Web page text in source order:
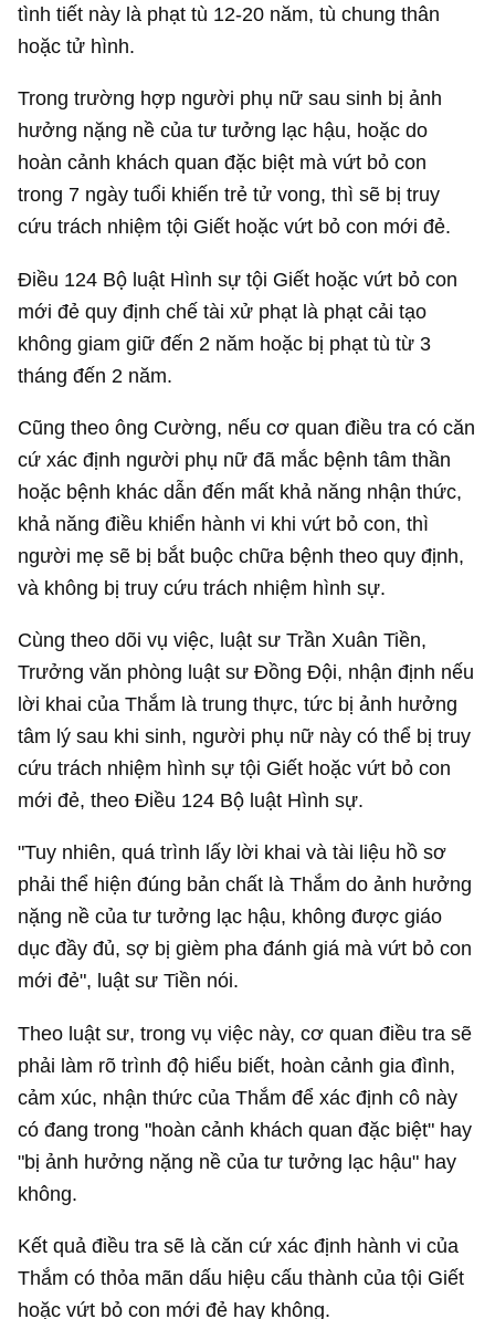
tình tiết này là phạt tù 12-20 năm, tù chung thân
hoặc tử hình.
Trong trường hợp người phụ nữ sau sinh bị ảnh
hưởng nặng nề của tư tưởng lạc hậu, hoặc do
hoàn cảnh khách quan đặc biệt mà vứt bỏ con
trong 7 ngày tuổi khiến trẻ tử vong, thì sẽ bị truy
cứu trách nhiệm tội Giết hoặc vứt bỏ con mới đẻ.
Điều 124 Bộ luật Hình sự tội Giết hoặc vứt bỏ con
mới đẻ quy định chế tài xử phạt là phạt cải tạo
không giam giữ đến 2 năm hoặc bị phạt tù từ 3
tháng đến 2 năm.
Cũng theo ông Cường, nếu cơ quan điều tra có căn
cứ xác định người phụ nữ đã mắc bệnh tâm thần
hoặc bệnh khác dẫn đến mất khả năng nhận thức,
khả năng điều khiển hành vi khi vứt bỏ con, thì
người mẹ sẽ bị bắt buộc chữa bệnh theo quy định,
và không bị truy cứu trách nhiệm hình sự.
Cùng theo dõi vụ việc, luật sư Trần Xuân Tiền,
Trưởng văn phòng luật sư Đồng Đội, nhận định nếu
lời khai của Thắm là trung thực, tức bị ảnh hưởng
tâm lý sau khi sinh, người phụ nữ này có thể bị truy
cứu trách nhiệm hình sự tội Giết hoặc vứt bỏ con
mới đẻ, theo Điều 124 Bộ luật Hình sự.
"Tuy nhiên, quá trình lấy lời khai và tài liệu hồ sơ
phải thể hiện đúng bản chất là Thắm do ảnh hưởng
nặng nề của tư tưởng lạc hậu, không được giáo
dục đầy đủ, sợ bị gièm pha đánh giá mà vứt bỏ con
mới đẻ", luật sư Tiền nói.
Theo luật sư, trong vụ việc này, cơ quan điều tra sẽ
phải làm rõ trình độ hiểu biết, hoàn cảnh gia đình,
cảm xúc, nhận thức của Thắm để xác định cô này
có đang trong "hoàn cảnh khách quan đặc biệt" hay
"bị ảnh hưởng nặng nề của tư tưởng lạc hậu" hay
không.
Kết quả điều tra sẽ là căn cứ xác định hành vi của
Thắm có thỏa mãn dấu hiệu cấu thành của tội Giết
hoặc vứt bỏ con mới đẻ hay không.